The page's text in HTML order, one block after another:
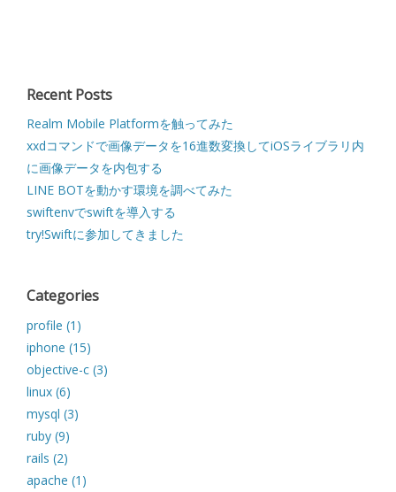
Recent Posts
Realm Mobile Platformを触ってみた
xxdコマンドで画像データを16進数変換してiOSライブラリ内
に画像データを内包する
LINE BOTを動かす環境を調べてみた
swiftenvでswiftを導入する
try!Swiftに参加してきました
Categories
profile (1)
iphone (15)
objective-c (3)
linux (6)
mysql (3)
ruby (9)
rails (2)
apache (1)